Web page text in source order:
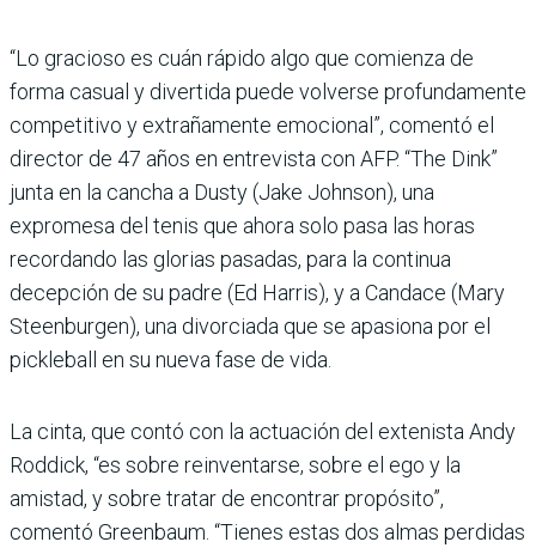
“Lo gracioso es cuán rápido algo que comienza de
forma casual y divertida puede volverse profundamente
competitivo y extrañamente emocional”, comentó el
director de 47 años en entrevista con AFP. “The Dink”
junta en la cancha a Dusty (Jake Johnson), una
expromesa del tenis que ahora solo pasa las horas
recordando las glorias pasadas, para la continua
decepción de su padre (Ed Harris), y a Candace (Mary
Steenburgen), una divorciada que se apasiona por el
pickleball en su nueva fase de vida.
La cinta, que contó con la actuación del extenista Andy
Roddick, “es sobre reinventarse, sobre el ego y la
amistad, y sobre tratar de encontrar propósito”,
comentó Greenbaum. “Tienes estas dos almas perdidas